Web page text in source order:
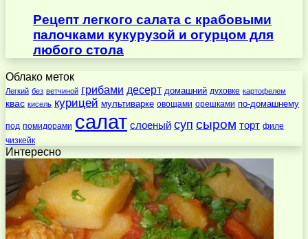
Рецепт легкого салата с крабовыми
палочками кукурузой и огурцом для
любого стола
Облако меток
Легкий без ветчиной грибами десерт домашний духовке картофелем
квас кисель курицей мультиварке овощами орешками по-домашнему
под помидорами салат слоеный суп сыром торт филе
чизкейк
Интересно